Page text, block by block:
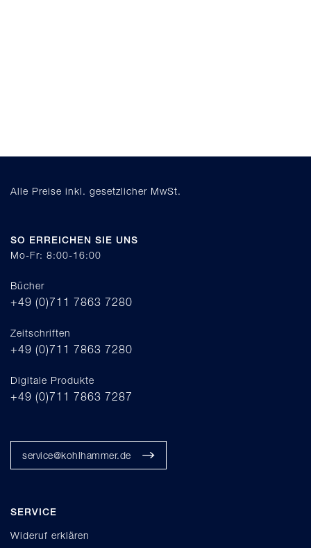
Alle Preise inkl. gesetzlicher MwSt.
SO ERREICHEN SIE UNS
Mo-Fr: 8:00-16:00
Bücher
+49 (0)711 7863 7280
Zeitschriften
+49 (0)711 7863 7280
Digitale Produkte
+49 (0)711 7863 7287
service@kohlhammer.de
SERVICE
Wideruf erklären